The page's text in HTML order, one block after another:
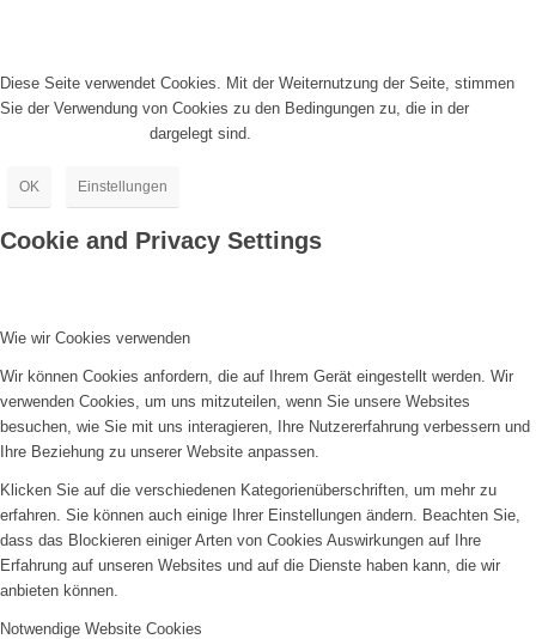
Diese Seite verwendet Cookies. Mit der Weiternutzung der Seite, stimmen
Sie der Verwendung von Cookies zu den Bedingungen zu, die in der
dargelegt sind.
OK Einstellungen
Cookie and Privacy Settings
Wie wir Cookies verwenden
Wir können Cookies anfordern, die auf Ihrem Gerät eingestellt werden. Wir
verwenden Cookies, um uns mitzuteilen, wenn Sie unsere Websites
besuchen, wie Sie mit uns interagieren, Ihre Nutzererfahrung verbessern und
Ihre Beziehung zu unserer Website anpassen.
Klicken Sie auf die verschiedenen Kategorienüberschriften, um mehr zu
erfahren. Sie können auch einige Ihrer Einstellungen ändern. Beachten Sie,
dass das Blockieren einiger Arten von Cookies Auswirkungen auf Ihre
Erfahrung auf unseren Websites und auf die Dienste haben kann, die wir
anbieten können.
Notwendige Website Cookies